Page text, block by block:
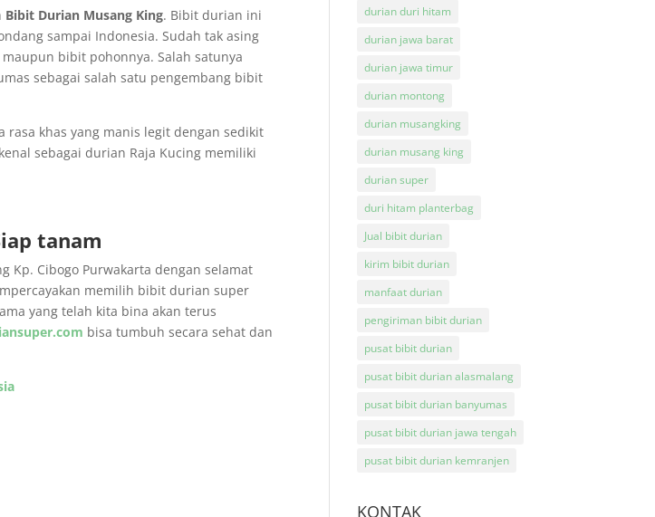
Bibit Durian Musang King. Bibit durian ini
sampai Indonesia. Sudah tak asing
bibit pohonnya. Salah satunya
sebagai salah satu pengembang bibit
khas yang manis legit dengan sedikit
sebagai durian Raja Kucing memiliki
tanam
Kp. Cibogo Purwakarta dengan selamat
memilih bibit durian super
yang telah kita bina akan terus
bisa tumbuh secara sehat dan
durian duri hitam
durian jawa barat
durian jawa timur
durian montong
durian musangking
durian musang king
durian super
duri hitam planterbag
Jual bibit durian
kirim bibit durian
manfaat durian
pengiriman bibit durian
pusat bibit durian
pusat bibit durian alasmalang
pusat bibit durian banyumas
pusat bibit durian jawa tengah
pusat bibit durian kemranjen
KONTAK